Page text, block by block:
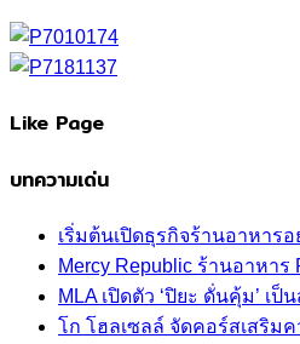
Like Page
บทความเด่น
เริ่มต้นเปิดธุรกิจร้านอาหาร
Mercy Republic ร้านอาหา
MLA เปิดตัว ‘ปิยะ ดั่นคุ้ม’ เ
โก โฮลเซลล์ จัดคอร์สเสริม